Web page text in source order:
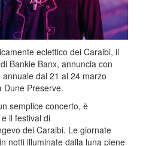
eclettico dei Caraibi, il
Bankie Banx, annuncia con
dal 21 al 24 marzo
Dune Preserve.
semplice concerto, è
il festival di
dei Caraibi. Le giornate
notti illuminate dalla luna piene